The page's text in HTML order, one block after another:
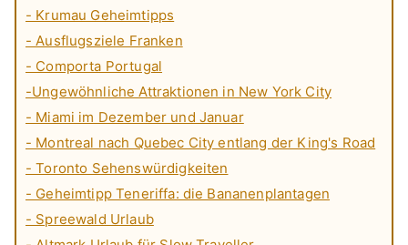
- Krumau Geheimtipps
- Ausflugsziele Franken
- Comporta Portugal
-Ungewöhnliche Attraktionen in New York City
- Miami im Dezember und Januar
- Montreal nach Quebec City entlang der King's Road
- Toronto Sehenswürdigkeiten
- Geheimtipp Teneriffa: die Bananenplantagen
- Spreewald Urlaub